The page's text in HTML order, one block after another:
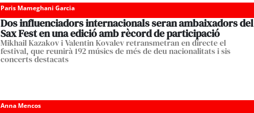
Paris Mameghani Garcia
Dos influenciadors internacionals seran ambaixadors del
Sax Fest en una edició amb rècord de participació
Mikhail Kazakov i Valentin Kovalev retransmetran en directe el
festival, que reunirà 192 músics de més de deu nacionalitats i sis
concerts destacats
Anna Mencos